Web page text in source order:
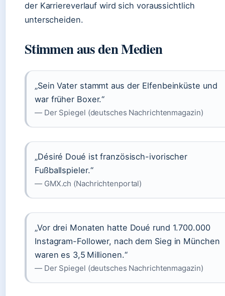
der Karriereverlauf wird sich voraussichtlich
unterscheiden.
Stimmen aus den Medien
„Sein Vater stammt aus der Elfenbeinküste und
war früher Boxer.“
— Der Spiegel (deutsches Nachrichtenmagazin)
„Désiré Doué ist französisch-ivorischer
Fußballspieler.“
— GMX.ch (Nachrichtenportal)
„Vor drei Monaten hatte Doué rund 1.700.000
Instagram-Follower, nach dem Sieg in München
waren es 3,5 Millionen.“
— Der Spiegel (deutsches Nachrichtenmagazin)